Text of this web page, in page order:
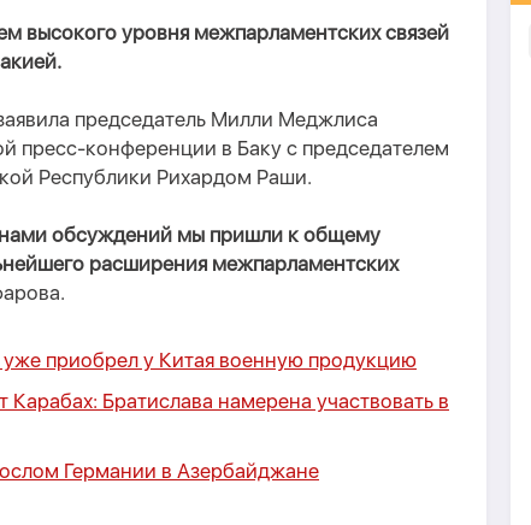
высокого уровня межпарламентских связей
председатель Милли Меджлиса
пресс-конференции в Баку с председателем
Республики Рихардом Раши.
обсуждений мы пришли к общему
расширения межпарламентских
приобрел у Китая военную продукцию
Братислава намерена участвовать в
Германии в Азербайджане